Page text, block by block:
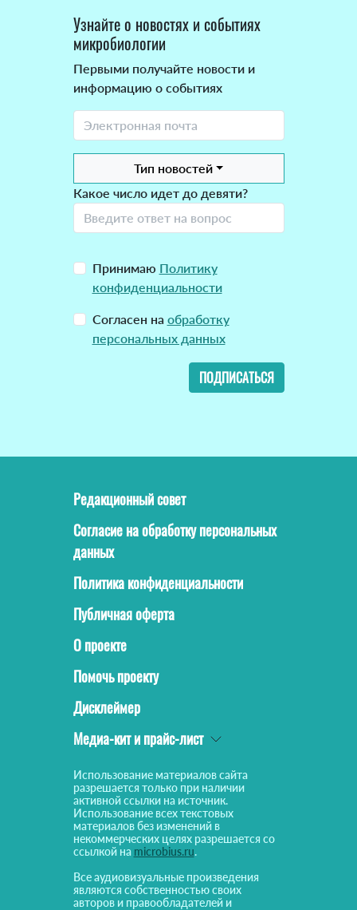
Узнайте о новостях и событиях
микробиологии
Первыми получайте новости и
информацию о событиях
Тип новостей
Какое число идет до девяти?
Принимаю Политику
конфиденциальности
Согласен на обработку
персональных данных
ПОДПИСАТЬСЯ
Редакционный совет
Согласие на обработку персональных
данных
Политика конфиденциальности
Публичная оферта
О проекте
Помочь проекту
Дисклеймер
Медиа-кит и прайс-лист
Использование материалов сайта
разрешается только при наличии
активной ссылки на источник.
Использование всех текстовых
материалов без изменений в
некоммерческих целях разрешается со
ссылкой на microbius.ru.
Все аудиовизуальные произведения
являются собственностью своих
авторов и правообладателей и